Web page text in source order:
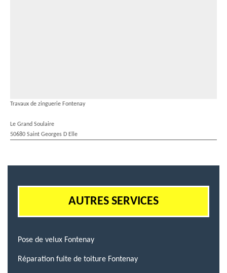
Travaux de zinguerie Fontenay
Le Grand Soulaire
50680 Saint Georges D Elle
AUTRES SERVICES
Pose de velux Fontenay
Réparation fuite de toiture Fontenay